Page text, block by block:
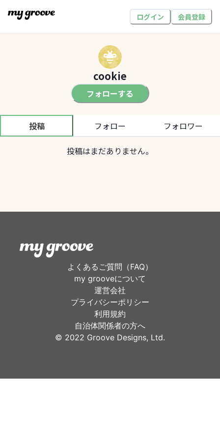
ログイン 会員登録
cookie
フォローする
投稿 フォロー フォロワー
投稿はまだありません。
よくあるご質問（FAQ）
my grooveについて
運営会社
プライバシーポリシー
利用規約
自治体関係者の方へ
©︎ 2022 Groove Designs, Ltd.